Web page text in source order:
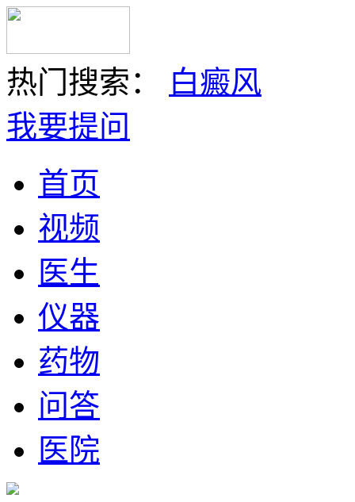
热门搜索：
白癜风
我要提问
首页
视频
医生
仪器
药物
问答
医院